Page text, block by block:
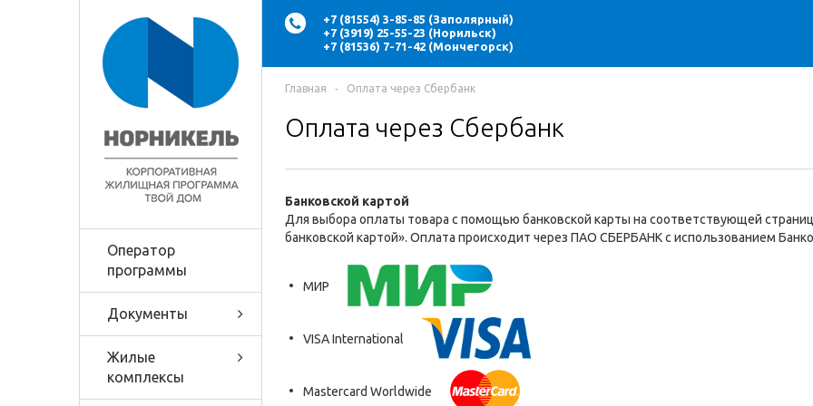
Оператор
программы
Документы
Жилые
комплексы
+7 (81554) 3-85-85 (Заполярный)
+7 (3919) 25-55-23 (Норильск)
+7 (81536) 7-71-42 (Мончегорск)
Главная ‐ Оплата через Сбербанк
Оплата через Сбербанк
Банковской картой
Для выбора оплаты товара с помощью банковской карты на соответствующей
банковской картой». Оплата происходит через ПАО СБЕРБАНК с использованием
МИР
VISA International
Mastercard Worldwide